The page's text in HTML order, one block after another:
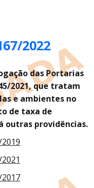
2022
das Portarias
2021, que tratam
e ambientes no
de taxa de
outras providências.
2019
2017